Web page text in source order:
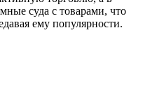
суда с товарами, что
ему популярности.